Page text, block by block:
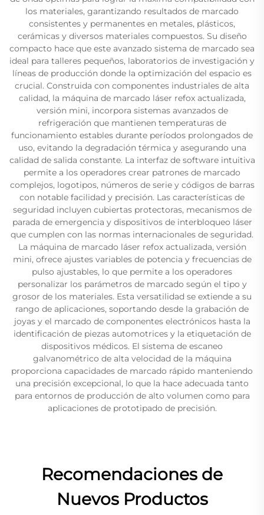
los materiales, garantizando resultados de marcado
consistentes y permanentes en metales, plásticos,
cerámicas y diversos materiales compuestos. Su diseño
compacto hace que este avanzado sistema de marcado sea
ideal para talleres pequeños, laboratorios de investigación y
líneas de producción donde la optimización del espacio es
crucial. Construida con componentes industriales de alta
calidad, la máquina de marcado láser refox actualizada,
versión mini, incorpora sistemas avanzados de
refrigeración que mantienen temperaturas de
funcionamiento estables durante períodos prolongados de
uso, evitando la degradación térmica y asegurando una
calidad de salida constante. La interfaz de software intuitiva
permite a los operadores crear patrones de marcado
complejos, logotipos, números de serie y códigos de barras
con notable facilidad y precisión. Las características de
seguridad incluyen cubiertas protectoras, mecanismos de
parada de emergencia y dispositivos de interbloqueo láser
que cumplen con las normas internacionales de seguridad.
La máquina de marcado láser refox actualizada, versión
mini, ofrece ajustes variables de potencia y frecuencias de
pulso ajustables, lo que permite a los operadores
personalizar los parámetros de marcado según el tipo y
grosor de los materiales. Esta versatilidad se extiende a su
rango de aplicaciones, soportando desde la grabación de
joyas y el marcado de componentes electrónicos hasta la
identificación de piezas automotrices y la etiquetación de
dispositivos médicos. El sistema de escaneo
galvanométrico de alta velocidad de la máquina
proporciona capacidades de marcado rápido manteniendo
una precisión excepcional, lo que la hace adecuada tanto
para entornos de producción de alto volumen como para
aplicaciones de prototipado de precisión.
Recomendaciones de
Nuevos Productos